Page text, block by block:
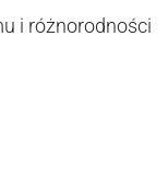
i różnorodności